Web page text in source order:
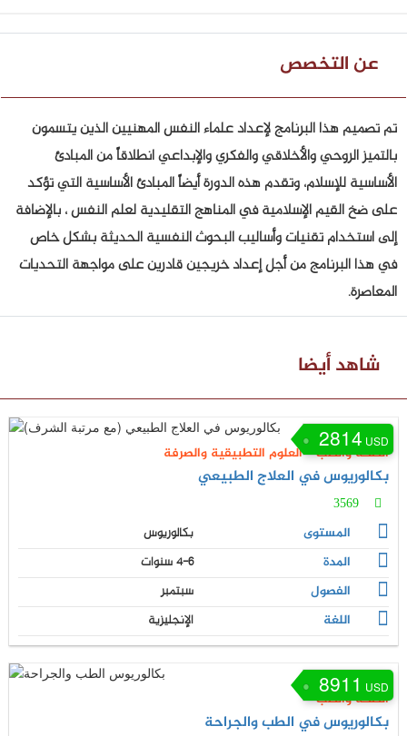
عن التخصص
تم تصميم هذا البرنامج لإعداد علماء النفس المهنيين الذين يتسمون
بالتميز الروحي والأخلاقي والفكري والإبداعي انطلاقاً من المبادئ
الأساسية للإسلام، وتقدم هذه الدورة أيضاً المبادئ الأساسية التي تؤكد
على ضخ القيم الإسلامية في المناهج التقليدية لعلم النفس ، بالإضافة
إلى استخدام تقنيات وأساليب البحوث النفسية الحديثة بشكل خاص
في هذا البرنامج من أجل إعداد خريجين قادرين على مواجهة التحديات
المعاصرة.
شاهد أيضا
2814 USD
الصحة والطب-العلوم التطبيقية والصرفة
بكالوريوس في العلاج الطبيعي
3569
المستوى
بكالوريوس
المدة
4-6 سنوات
الفصول
سبتمبر
اللغة
الإنجليزية
8911 USD
الصحة والطب
بكالوريوس في الطب والجراحة